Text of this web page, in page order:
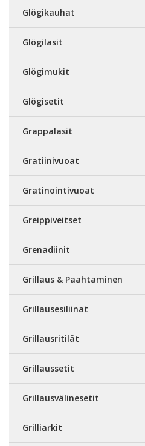
Glögikauhat
Glögilasit
Glögimukit
Glögisetit
Grappalasit
Gratiinivuoat
Gratinointivuoat
Greippiveitset
Grenadiinit
Grillaus & Paahtaminen
Grillausesiliinat
Grillausritilät
Grillaussetit
Grillausvälinesetit
Grilliarkit